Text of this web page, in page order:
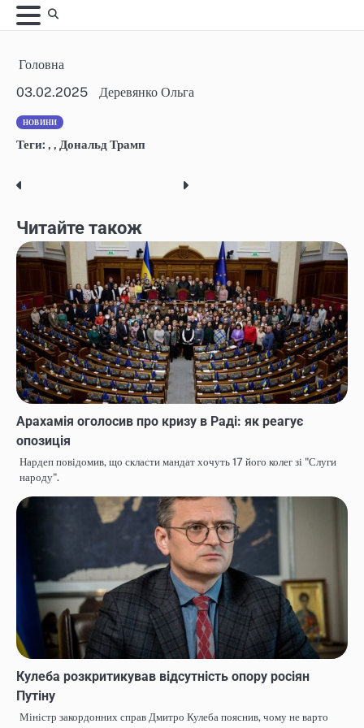
Skip
to
Головна
03.02.2025
Деревянко Ольга
НОВИНИ
Теги: , , Дональд Трамп
Post
navigation
Читайте також
Арахамія оголосив про кризу в Раді: як реагує
опозиція
Нардеп повідомив, що скласти мандат хочуть 17 його колег зі "Слуги
народу".
Кулеба розкритикував відсутність опору росіян
Путіну
Міністр закордонних справ Дмитро Кулеба пояснив, чому не варто